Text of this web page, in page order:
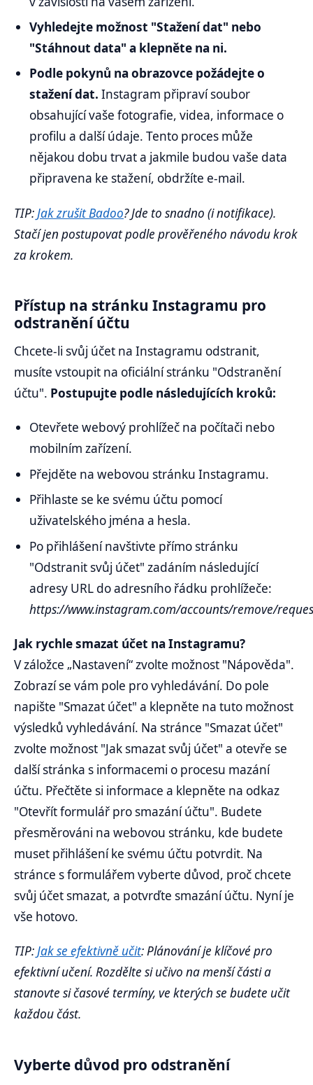
Vyhledejte možnost "Stažení dat" nebo
"Stáhnout data" a klepněte na ni.
Podle pokynů na obrazovce požádejte o
stažení dat. Instagram připraví soubor
obsahující vaše fotografie, videa, informace o
profilu a další údaje. Tento proces může
nějakou dobu trvat a jakmile budou vaše data
připravena ke stažení, obdržíte e-mail.
TIP:Jak zrušit Badoo? Jde to snadno (i notifikace).
Stačí jen postupovat podle prověřeného návodu krok
za krokem.
Přístup na stránku Instagramu pro
odstranění účtu
Chcete-li svůj účet na Instagramu odstranit,
musíte vstoupit na oficiální stránku "Odstranění
účtu". Postupujte podle následujících kroků:
Otevřete webový prohlížeč na počítači nebo
mobilním zařízení.
Přejděte na webovou stránku Instagramu.
Přihlaste se ke svému účtu pomocí
uživatelského jména a hesla.
Po přihlášení navštivte přímo stránku
"Odstranit svůj účet" zadáním následující
adresy URL do adresního řádku prohlížeče:
https://www.instagram.com/accounts/remove/
Jak rychle smazat účet na Instagramu?
V záložce „Nastavení“ zvolte možnost "Nápověda".
Zobrazí se vám pole pro vyhledávání. Do pole
napište "Smazat účet" a klepněte na tuto možnost
výsledků vyhledávání. Na stránce "Smazat účet"
zvolte možnost "Jak smazat svůj účet" a otevře se
další stránka s informacemi o procesu mazání
účtu. Přečtěte si informace a klepněte na odkaz
"Otevřít formulář pro smazání účtu". Budete
přesměrováni na webovou stránku, kde budete
muset přihlášení ke svému účtu potvrdit. Na
stránce s formulářem vyberte důvod, proč chcete
svůj účet smazat, a potvrďte smazání účtu. Nyní je
vše hotovo.
TIP:Jak se efektivně učit: Plánování je klíčové pro
efektivní učení. Rozdělte si učivo na menší části a
stanovte si časové termíny, ve kterých se budete učit
každou část.
Vyberte důvod pro odstranění